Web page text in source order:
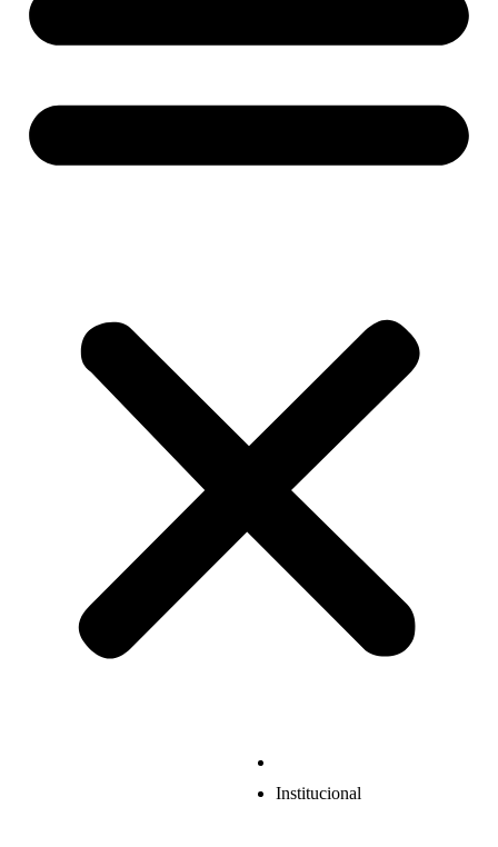
Institucional